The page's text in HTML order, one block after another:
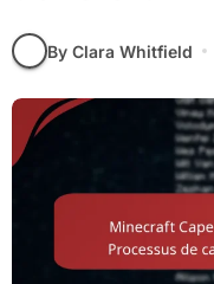
By Clara Whitfield